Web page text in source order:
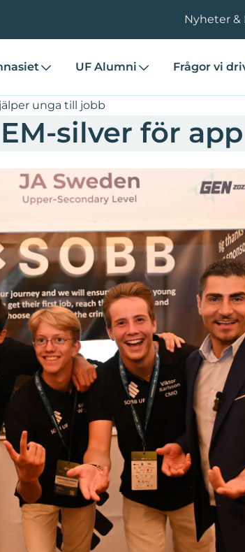
Nyheter &
UF Alumni Frågor vi
unga till jobb
silver för